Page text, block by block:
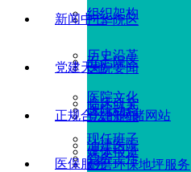
组织架构
历史沿革
医院文化
现任班子
广华院区
五七院区
临床研究
油建医院
新闻中心
医院要闻
医院动态
媒体报道
党建天地
党建新闻
党务工作
正规合法的网赌网站
耐磨环保地坪服务
医保服务